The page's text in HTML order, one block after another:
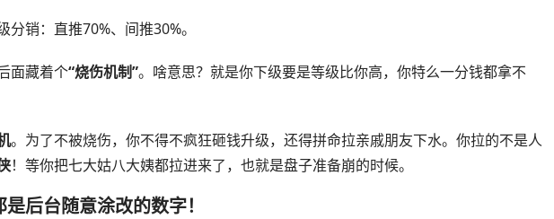
销：直推70%、间推30%。
面藏着个“烧伤机制”。啥意思？就是你下级要是等级比你高，你特么一分钱都拿不
。为了不被烧伤，你不得不疯狂砸钱升级，还得拼命拉亲戚朋友下水。你拉的不是人
！等你把七大姑八大姨都拉进来了，也就是盘子准备崩的时候。
后台随意涂改的数字！